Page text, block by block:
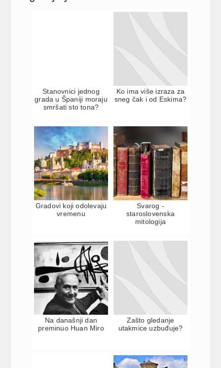
Stanovnici jednog
grada u Španiji moraju
smršati sto tona?
Ko ima više izraza za
sneg čak i od Eskima?
Gradovi koji odolevaju
vremenu
Svarog -
staroslovenska
mitologija
Na današnji dan
preminuo Huan Miro
Zašto gledanje
utakmice uzbuđuje?